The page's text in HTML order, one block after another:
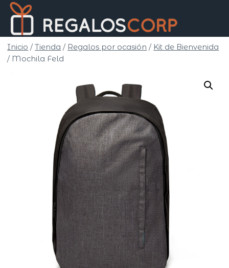
Saltar
contenido
Inicio / Tienda / Regalos por ocasión / Kit de Bienvenida
/ Mochila Feld